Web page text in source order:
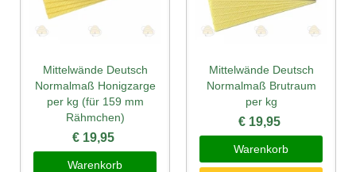
Mittelwände Deutsch
Normalmaß Honigzarge
per kg (für 159 mm
Rähmchen)
€ 19,95
Warenkorb
Mittelwände Deutsch
Normalmaß Brutraum
per kg
€ 19,95
Warenkorb